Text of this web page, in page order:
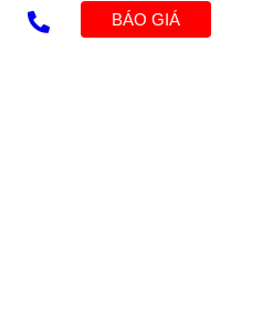
Máy Bơm Tuần Hoàn Nước
Nóng WILO
BÁO GIÁ